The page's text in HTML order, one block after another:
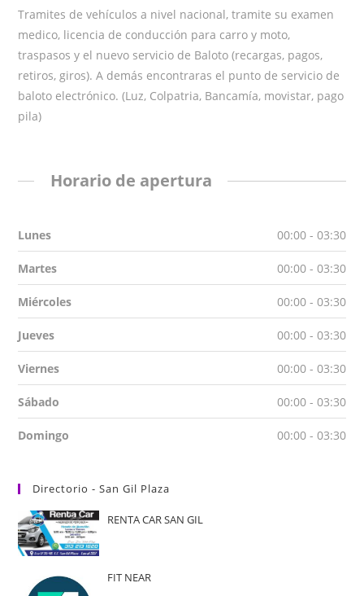
Tramites de vehículos a nivel nacional, tramite su examen
medico, licencia de conducción para carro y moto,
traspasos y el nuevo servicio de Baloto (recargas, pagos,
retiros, giros). A demás encontraras el punto de servicio de
baloto electrónico. (Luz, Colpatria, Bancamía, movistar, pago
pila)
Horario de apertura
Lunes 00:00 - 03:30
Martes 00:00 - 03:30
Miércoles 00:00 - 03:30
Jueves 00:00 - 03:30
Viernes 00:00 - 03:30
Sábado 00:00 - 03:30
Domingo 00:00 - 03:30
Directorio - San Gil Plaza
RENTA CAR SAN GIL
FIT NEAR